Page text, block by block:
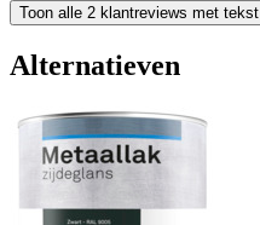
Toon alle 2 klantreviews met tekst
Alternatieven